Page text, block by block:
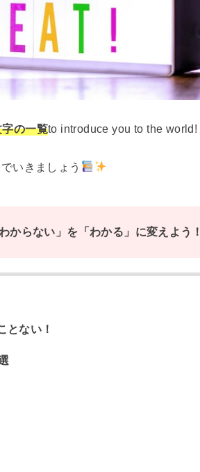
の一覧to introduce you to the world!
いきましょう
からない」を「わかる」に変えよう！
とない！